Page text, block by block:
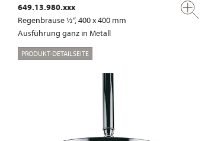
649.13.980.xxx
Regenbrause ½“, 400 x 400 mm
Ausführung ganz in Metall
PRODUKT-DETAILSEITE